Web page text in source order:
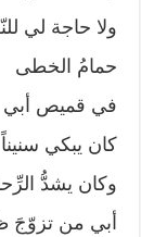
ولا حاجة لي
حمامُ الخطى
في قميص أبي
كان يبكي
وكان يشدُّ
أبي من تزوّجَ